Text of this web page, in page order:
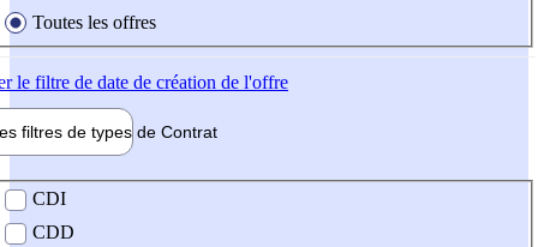
Toutes les offres
le filtre de date de création de l'offre
filtres de types de Contrat
contrat
CDI
CDD